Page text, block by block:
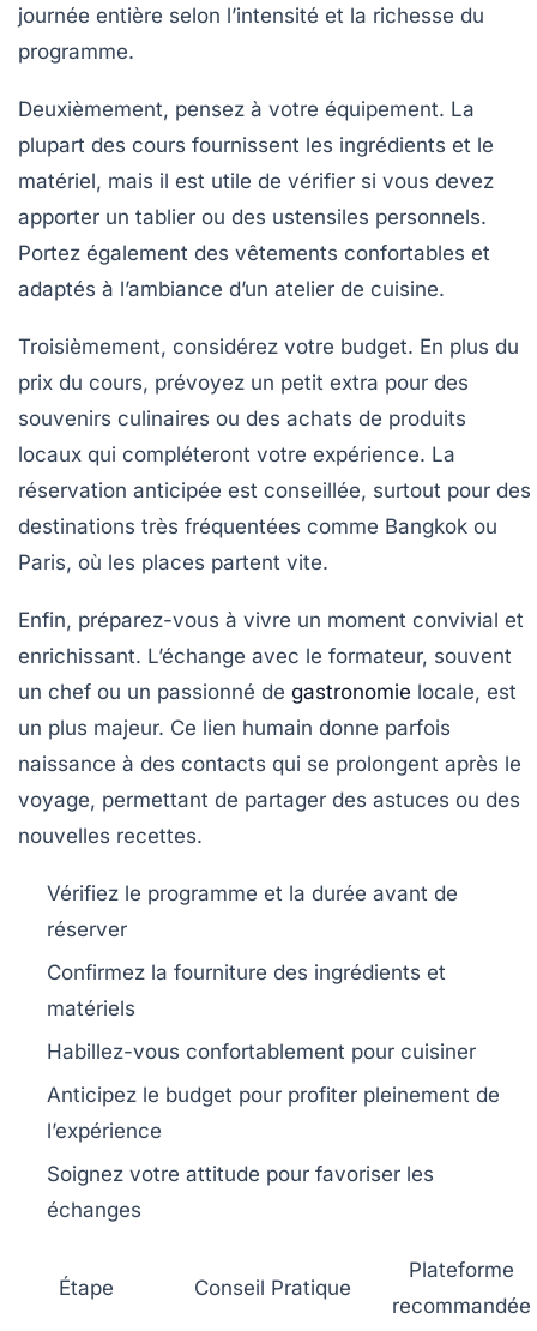
journée entière selon l’intensité et la richesse du
programme.
Deuxièmement, pensez à votre équipement. La
plupart des cours fournissent les ingrédients et le
matériel, mais il est utile de vérifier si vous devez
apporter un tablier ou des ustensiles personnels.
Portez également des vêtements confortables et
adaptés à l’ambiance d’un atelier de cuisine.
Troisièmement, considérez votre budget. En plus du
prix du cours, prévoyez un petit extra pour des
souvenirs culinaires ou des achats de produits
locaux qui compléteront votre expérience. La
réservation anticipée est conseillée, surtout pour des
destinations très fréquentées comme Bangkok ou
Paris, où les places partent vite.
Enfin, préparez-vous à vivre un moment convivial et
enrichissant. L’échange avec le formateur, souvent
un chef ou un passionné de gastronomie locale, est
un plus majeur. Ce lien humain donne parfois
naissance à des contacts qui se prolongent après le
voyage, permettant de partager des astuces ou des
nouvelles recettes.
Vérifiez le programme et la durée avant de
réserver
Confirmez la fourniture des ingrédients et
matériels
Habillez-vous confortablement pour cuisiner
Anticipez le budget pour profiter pleinement de
l’expérience
Soignez votre attitude pour favoriser les
échanges
Étape Conseil Pratique
Plateforme
recommandée